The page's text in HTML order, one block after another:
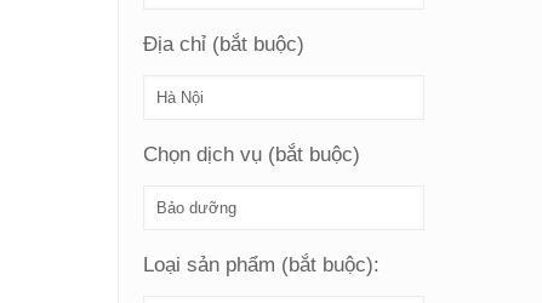
Địa chỉ (bắt buộc)
Chọn dịch vụ (bắt buộc)
Loại sản phẩm (bắt buộc):